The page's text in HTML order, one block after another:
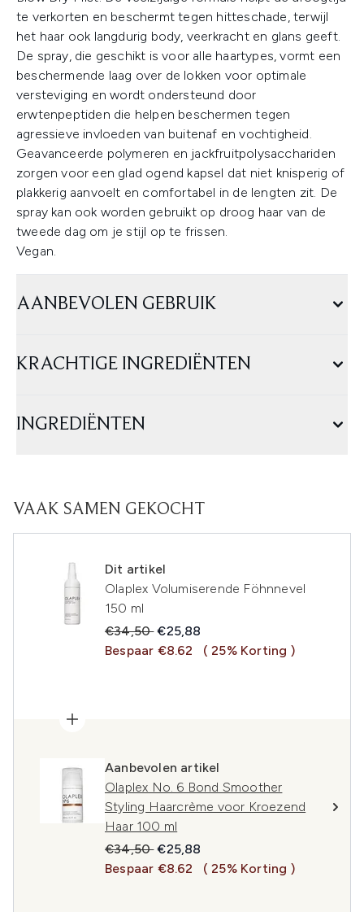
te verkorten en beschermt tegen hitteschade, terwijl
het haar ook langdurig body, veerkracht en glans geeft.
De spray, die geschikt is voor alle haartypes, vormt een
beschermende laag over de lokken voor optimale
versteviging en wordt ondersteund door
erwtenpeptiden die helpen beschermen tegen
agressieve invloeden van buitenaf en vochtigheid.
Geavanceerde polymeren en jackfruitpolysacchariden
zorgen voor een glad ogend kapsel dat niet knisperig of
plakkerig aanvoelt en comfortabel in de lengten zit. De
spray kan ook worden gebruikt op droog haar van de
tweede dag om je stijl op te frissen.
Vegan.
AANBEVOLEN GEBRUIK
KRACHTIGE INGREDIËNTEN
INGREDIËNTEN
VAAK SAMEN GEKOCHT
Dit artikel
Olaplex Volumiserende Föhnnevel
150 ml
Recommended Retail Price:
€34,50Huidige prijs:
€25,88
Bespaar €8.62
( 25% Korting )
Aanbevolen artikel
Olaplex No. 6 Bond Smoother
Styling Haarcrème voor Kroezend
Haar 100 ml
Recommended Retail Price:
€34,50Huidige prijs:
€25,88
Bespaar €8.62
( 25% Korting )